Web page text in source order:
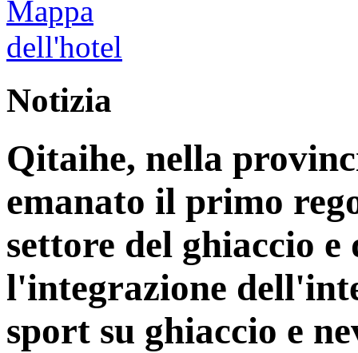
Notizia
Qitaihe, nella
emanato il primo
settore del ghiaccio
l'integrazione
sport su ghiaccio e